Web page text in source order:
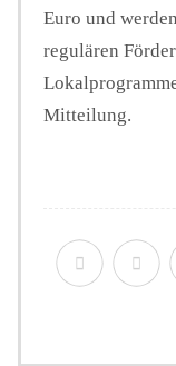
Euro und
regulären
Mitteilung.